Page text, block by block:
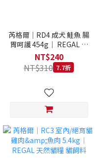
芮格爾｜RD4 成犬 鮭魚 腸
胃呵護 454g｜ REGAL 天
然犬糧 狗飼料
NT$240
NT$310 7.7折